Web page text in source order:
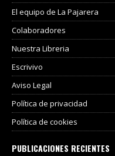
El equipo de La Pajarera
Colaboradores
Nuestra Libreria
Escrivivo
Aviso Legal
Política de privacidad
Política de cookies
PUBLICACIONES RECIENTES